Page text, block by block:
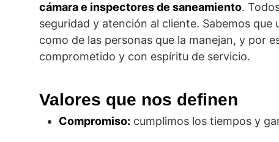
cámara e inspectores de saneamiento.
seguridad y atención al cliente. Sabemos
como de las personas que la manejan, y por
comprometido y con espíritu de servicio.
Valores que nos definen
Compromiso: cumplimos los tiempos y